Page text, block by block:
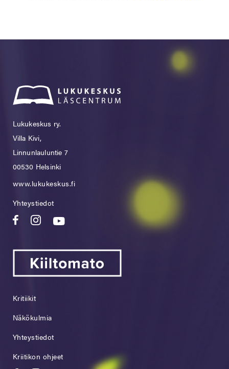
Lukukeskus ry.
Villa Kivi,
Linnunlauluntie 7
00530 Helsinki
www.lukukeskus.fi
Yhteystiedot
Kritiikit
Näkökulmia
Yhteystiedot
Kriitikon ohjeet